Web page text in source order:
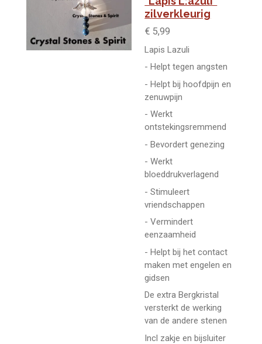
zilverkleurig
€ 5,99
Lapis Lazuli
- Helpt tegen angsten
- Helpt bij hoofdpijn en
zenuwpijn
- Werkt
ontstekingsremmend
- Bevordert genezing
- Werkt
bloeddrukverlagend
- Stimuleert
vriendschappen
- Vermindert
eenzaamheid
- Helpt bij het contact
maken met engelen en
gidsen
De extra Bergkristal
versterkt de werking
van de andere stenen
Incl zakje en bijsluiter